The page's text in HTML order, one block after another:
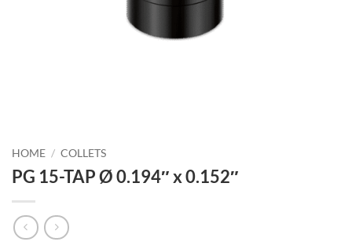
HOME / COLLETS
PG 15-TAP Ø 0.194″ x 0.152″